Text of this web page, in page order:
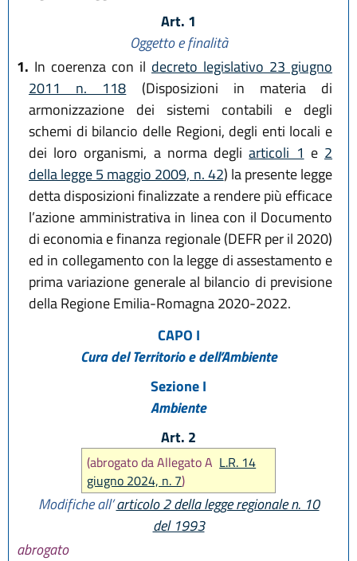
Art. 1
Oggetto e finalità
1. In coerenza con il decreto legislativo 23 giugno
2011 n. 118 (Disposizioni in materia di
armonizzazione dei sistemi contabili e degli
schemi di bilancio delle Regioni, degli enti locali e
dei loro organismi, a norma degliarticoli 1 e 2
della legge 5 maggio 2009, n. 42) la presente legge
detta disposizioni finalizzate a rendere più efficace
l’azione amministrativa in linea con il Documento
di economia e finanza regionale (DEFR per il 2020)
ed in collegamento con la legge di assestamento e
prima variazione generale al bilancio di previsione
della Regione Emilia-Romagna 2020-2022.
CAPO I
Cura del Territorio e dell’Ambiente
Sezione I
Ambiente
Art. 2
(abrogato da Allegato A L.R. 14
giugno 2024, n. 7)
Modifiche all’articolo 2 della legge regionale n. 10
del 1993
abrogato